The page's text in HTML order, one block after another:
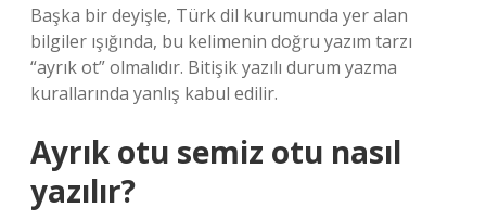
Başka bir deyişle, Türk dil kurumunda yer alan
bilgiler ışığında, bu kelimenin doğru yazım tarzı
“ayrık ot” olmalıdır. Bitişik yazılı durum yazma
kurallarında yanlış kabul edilir.
Ayrık otu semiz otu nasıl
yazılır?